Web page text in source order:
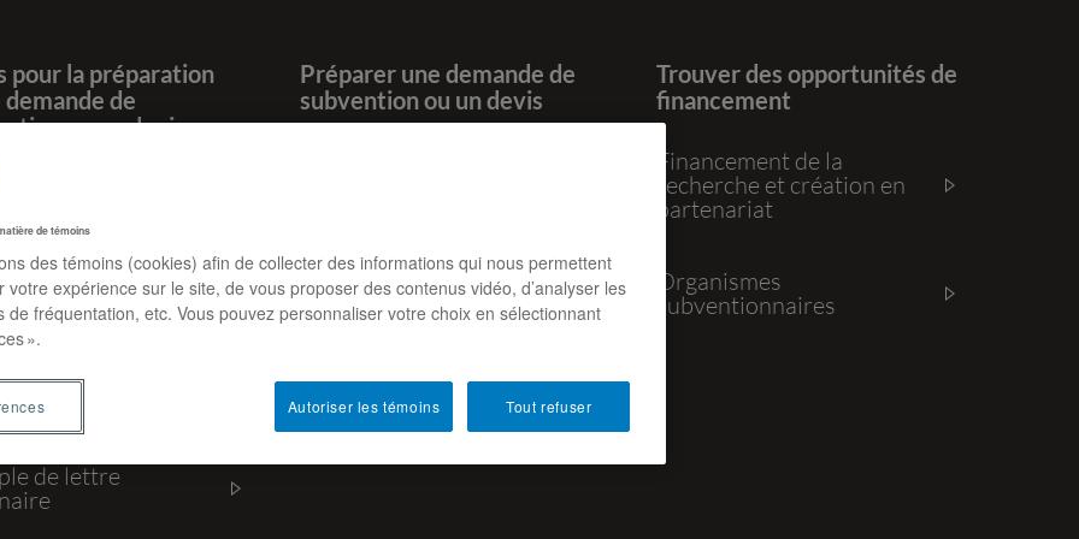
pour la préparation
demande de
ou un devis
justifier son
de demandes de
gagnantes
de grilles
de lettre
Préparer une demande de
subvention ou un devis
Politique des organismes
subventionnaires
Trouver des opportunités de
financement
Financement de la
recherche et création en
partenariat
Organismes
subventionnaires
de témoins
des témoins (cookies) afin de collecter des informations qui nous permettent
votre expérience sur le site, de vous proposer des contenus vidéo, d’analyser les
de fréquentation, etc. Vous pouvez personnaliser votre choix en sélectionnant
».
Tout refuser
Autoriser les témoins